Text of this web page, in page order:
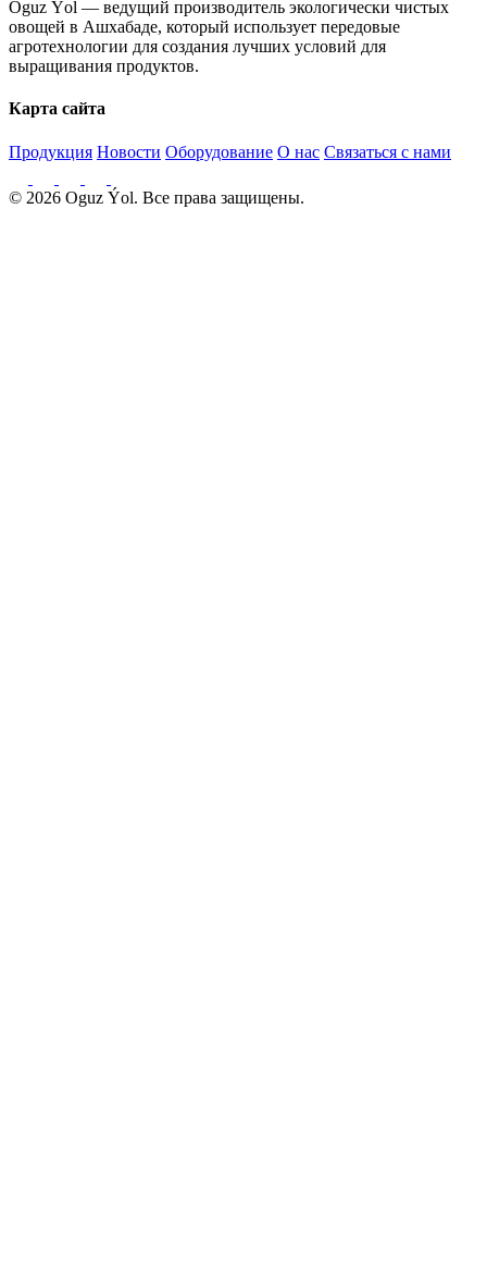
Oguz Ýol — ведущий производитель экологически чистых
овощей в Ашхабаде, который использует передовые
агротехнологии для создания лучших условий для
выращивания продуктов.
Карта сайта
Продукция Новости Оборудование О нас Связаться с нами
© 2026 Oguz Ýol. Все права защищены.